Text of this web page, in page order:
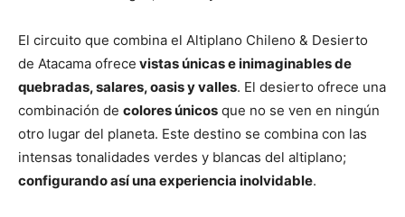
El circuito que combina el Altiplano Chileno & Desierto
de Atacama ofrece vistas únicas e inimaginables de
quebradas, salares, oasis y valles. El desierto ofrece una
combinación de colores únicos que no se ven en ningún
otro lugar del planeta. Este destino se combina con las
intensas tonalidades verdes y blancas del altiplano;
configurando así una experiencia inolvidable.